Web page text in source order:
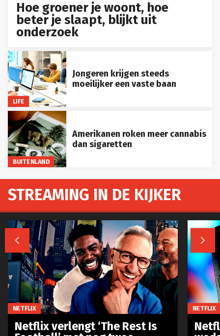
Hoe groener je woont, hoe
beter je slaapt, blijkt uit
onderzoek
LIFE
Jongeren krijgen steeds
moeilijker een vaste baan
BUITENLAND
Amerikanen roken meer cannabis
dan sigaretten
STREAMING IN DE KIJKER
 
NETFLIX
Netflix verlengt ‘The Rest Is
NETFLIX